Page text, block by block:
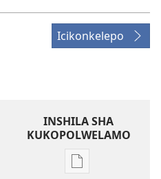
Icikonkelepo
INSHILA SHA
KUKOPOLWELAMO
Inshila